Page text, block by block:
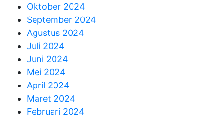
Oktober 2024
September 2024
Agustus 2024
Juli 2024
Juni 2024
Mei 2024
April 2024
Maret 2024
Februari 2024